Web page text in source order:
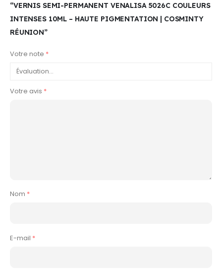
“VERNIS SEMI-PERMANENT VENALISA 5026C COULEURS
INTENSES 10ML – HAUTE PIGMENTATION | COSMINTY
RÉUNION”
Votre note *
Votre avis *
Nom *
E-mail *